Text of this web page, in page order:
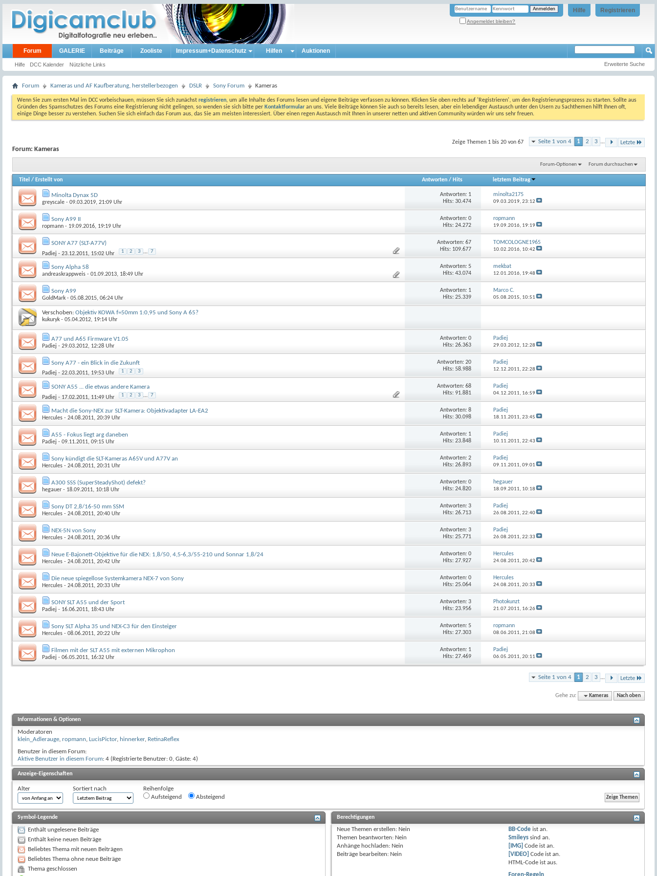
Registrieren
Hilfe
Angemeldet bleiben?
Forum
Hilfe DCC Kalender Nützliche Links
GALERIE Beiträge Zooliste Impressum+Datenschutz Hilfen Auktionen
Erweiterte Suche
Forum Kameras und AF Kaufberatung, herstellerbezogen DSLR Sony Forum Kameras
Wenn Sie zum ersten Mal im DCC vorbeischauen, müssen Sie sich zunächst registrieren, um alle Inhalte des Forums lesen und eigene Beiträge verfassen zu können. Klicken Sie oben rechts auf 'Registrieren', um den Registrierungsprozess zu starten. Sollte aus
Gründen des Spamschutzes des Forums eine Registrierung nicht gelingen, so wenden sie sich bitte per Kontaktformular an uns. Viele Beiträge können Sie auch so bereits lesen, aber ein lebendiger Austausch unter den Usern zu Sachthemen hilft Ihnen oft,
einige Dinge besser zu verstehen. Suchen Sie sich einfach das Forum aus, das Sie am meisten interessiert. Über einen regen Austausch mit Ihnen in unserer netten und aktiven Community würden wir uns sehr freuen.
Seite 1 von 4 1 2 3 ... Letzte
Zeige Themen 1 bis 20 von 67
Forum: Kameras
Forum-Optionen Forum durchsuchen
Titel / Erstellt von Antworten / Hits letztem Beitrag
Minolta Dynax 5D
greyscale - 09.03.2019, 21:09 Uhr
Antworten: 1
Hits: 30.474
minolta2175
09.03.2019,23:12
Sony A99 II
ropmann - 19.09.2016, 19:19 Uhr
Antworten: 0
Hits: 24.272
ropmann
19.09.2016, 19:19
SONY A77 (SLT-A77V)
Padiej - 23.12.2011, 15:02 Uhr 1 2 3 ... 7
Antworten: 67
Hits: 109.677
TOMCOLOGNE1965
10.02.2016, 10:42
Sony Alpha 58
andreaskrappweis - 01.09.2013, 18:49 Uhr
Antworten: 5
Hits: 43.074
mekbat
12.01.2016, 19:48
Sony A99
GoldMark - 05.08.2015, 06:24 Uhr
Antworten: 1
Hits: 25.339
Marco C.
05.08.2015, 10:51
Verschoben: Objektiv KOWA f=50mm 1:0,95 und Sony A 65?
kukuryk - 05.04.2012, 19:14 Uhr
A77 und A65 Firmware V1.05
Padiej - 29.03.2012, 12:28 Uhr
Antworten: 0
Hits: 26.363
Padiej
29.03.2012, 12:28
Sony A77 - ein Blick in die Zukunft
Padiej - 22.03.2011, 19:53 Uhr 1 2 3
Antworten: 20
Hits: 58.988
Padiej
12.12.2011,22:28
SONY A55 ... die etwas andere Kamera
Padiej - 17.02.2011, 11:49 Uhr 1 2 3 ... 7
Antworten: 68
Hits: 91.881
Padiej
04.12.2011, 16:59
Macht die Sony-NEX zur SLT-Kamera: Objektivadapter LA-EA2
Hercules - 24.08.2011, 20:39 Uhr
Antworten: 8
Hits: 30.098
Padiej
18.11.2011,23:45
A55 - Fokus liegt arg daneben
Padiej - 09.11.2011, 09:15 Uhr
Antworten: 1
Hits: 23.848
Padiej
10.11.2011,22:43
Sony kündigt die SLT-Kameras A65V und A77V an
Hercules - 24.08.2011, 20:31 Uhr
Antworten: 2
Hits: 26.893
Padiej
09.11.2011,09:01
A300 SSS (SuperSteadyShot) defekt?
hegauer - 18.09.2011, 10:18 Uhr
Antworten: 0
Hits: 24.820
hegauer
18.09.2011, 10:18
Sony DT 2,8/16-50 mm SSM
Hercules - 24.08.2011, 20:40 Uhr
Antworten: 3
Hits: 26.713
Padiej
26.08.2011,22:40
NEX-5N von Sony
Hercules - 24.08.2011, 20:36 Uhr
Antworten: 3
Hits: 25.771
Padiej
26.08.2011,22:33
Neue E-Bajonett-Objektive für die NEX: 1,8/50, 4,5-6,3/55-210 und Sonnar 1,8/24
Hercules - 24.08.2011, 20:42 Uhr
Antworten: 0
Hits: 27.927
Hercules
24.08.2011,20:42
Die neue spiegellose Systemkamera NEX-7 von Sony
Hercules - 24.08.2011, 20:33 Uhr
Antworten: 0
Hits: 25.064
Hercules
24.08.2011,20:33
SONY SLT A55 und der Sport
Padiej - 16.06.2011, 18:43 Uhr
Antworten: 3
Hits: 23.956
Photokunzt
21.07.2011, 16:26
Sony SLT Alpha 35 und NEX-C3 für den Einsteiger
Hercules - 08.06.2011, 20:22 Uhr
Antworten: 5
Hits: 27.303
ropmann
08.06.2011,21:08
Filmen mit der SLT A55 mit externen Mikrophon
Padiej - 06.05.2011, 16:32 Uhr
Antworten: 1
Hits: 27.469
Padiej
06.05.2011,20:11
Seite 1 von 4 1 2 3 ... Letzte
Gehe zu: Kameras Nach oben
Informationen & Optionen
Moderatoren
klein_Adlerauge, ropmann, LucisPictor, hinnerker, RetinaReflex
Benutzer in diesem Forum:
Aktive Benutzer in diesem Forum: 4 (Registrierte Benutzer: 0, Gäste: 4)
Anzeige-Eigenschaften
Alter Sortiert nach
Reihenfolge
Aufsteigend
Absteigend
Symbol-Legende
Enthält ungelesene Beiträge
Enthält keine neuen Beiträge
Beliebtes Thema mit neuen Beiträgen
Beliebtes Thema ohne neue Beiträge
Thema geschlossen
Berechtigungen
Neue Themen erstellen: Nein
Themen beantworten: Nein
Anhänge hochladen: Nein
Beiträge bearbeiten: Nein
BB-Codeist an.
Smileyssind an.
[IMG] Code ist an.
[VIDEO] Code ist an.
HTML-Code ist aus.
Foren-Regeln